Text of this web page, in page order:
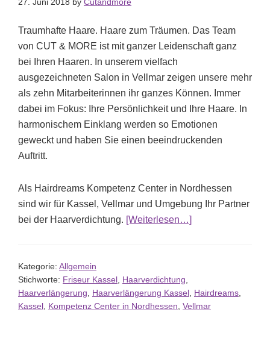
Traumhafte Haare. Haare zum Träumen. Das Team
von CUT & MORE ist mit ganzer Leidenschaft ganz
bei Ihren Haaren. In unserem vielfach
ausgezeichneten Salon in Vellmar zeigen unsere mehr
als zehn Mitarbeiterinnen ihr ganzes Können. Immer
dabei im Fokus: Ihre Persönlichkeit und Ihre Haare. In
harmonischem Einklang werden so Emotionen
geweckt und haben Sie einen beeindruckenden
Auftritt.
Als Hairdreams Kompetenz Center in Nordhessen
sind wir für Kassel, Vellmar und Umgebung Ihr Partner
bei der Haarverdichtung. [Weiterlesen…]ÜberTraumhafte
Kategorie: Allgemein
Stichworte: Friseur Kassel Haarverdichtung
Haarverlängerung
Haarverlängerung Kassel Hairdreams
Kassel Kompetenz Center in Nordhessen Vellmar